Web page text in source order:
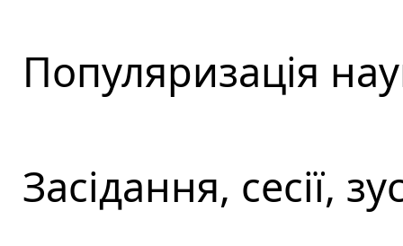
Популяризація
Засідання, сесії,